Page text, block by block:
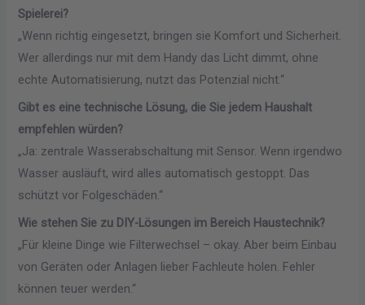
Spielerei?
„Wenn richtig eingesetzt, bringen sie Komfort und Sicherheit.
Wer allerdings nur mit dem Handy das Licht dimmt, ohne
echte Automatisierung, nutzt das Potenzial nicht.“
Gibt es eine technische Lösung, die Sie jedem Haushalt
empfehlen würden?
„Ja: zentrale Wasserabschaltung mit Sensor. Wenn irgendwo
Wasser ausläuft, wird alles automatisch gestoppt. Das
schützt vor Folgeschäden.“
Wie stehen Sie zu DIY-Lösungen im Bereich Haustechnik?
„Für kleine Dinge wie Filterwechsel – okay. Aber beim Einbau
von Geräten oder Anlagen lieber Fachleute holen. Fehler
können teuer werden.“